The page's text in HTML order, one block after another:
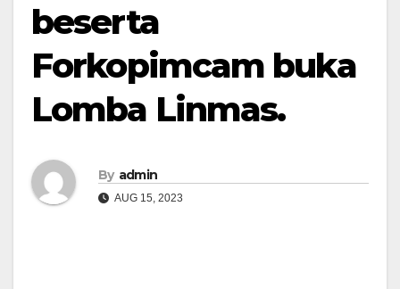
beserta
Forkopimcam buka
Lomba Linmas.
By admin
AUG 15, 2023